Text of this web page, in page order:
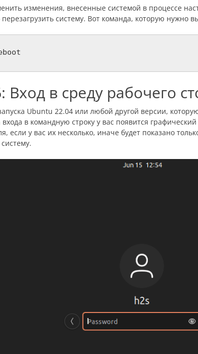
изменения, внесенные системой в процессе
систему. Вот команда, которую нужно
Вход в среду рабочего
Ubuntu 22.04 или любой другой версии,
в командную строку у вас появится
если у вас их несколько, иначе будет показано